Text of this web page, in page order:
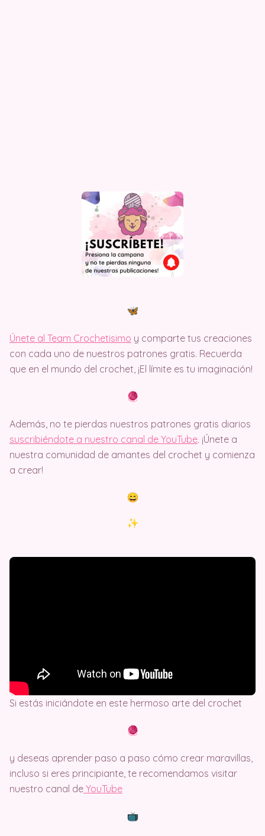
Únete al Team Crochetisimo y comparte tus creaciones
con cada uno de nuestros patrones gratis. Recuerda
que en el mundo del crochet, ¡El límite es tu imaginación!
Además, no te pierdas nuestros patrones gratis diarios
suscribiéndote a nuestro canal de YouTube. ¡Únete a
nuestra comunidad de amantes del crochet y comienza
a crear!
Si estás iniciándote en este hermoso arte del crochet
y deseas aprender paso a paso cómo crear maravillas,
incluso si eres principiante, te recomendamos visitar
nuestro canal de YouTube